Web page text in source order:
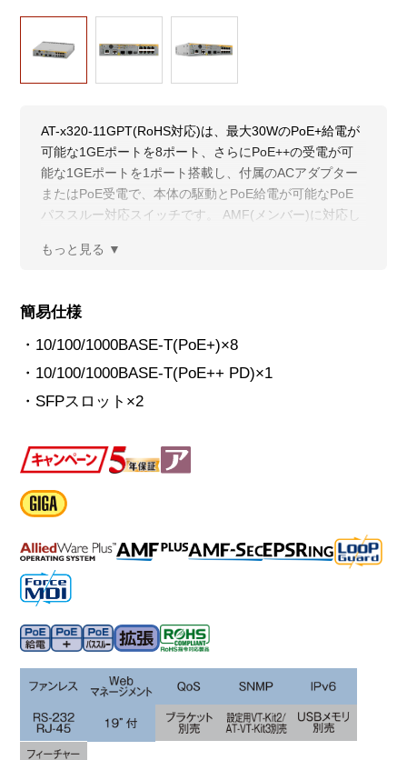
AT-x320-11GPT(RoHS対応)は、最大30WのPoE+給電が
可能な1GEポートを8ポート、さらにPoE++の受電が可
能な1GEポートを1ポート搭載し、付属のACアダプター
またはPoE受電で、本体の駆動とPoE給電が可能なPoE
パススルー対応スイッチです。 AMF(メンバー)に対応し
簡易仕様
・10/100/1000BASE-T(PoE+)×8
・10/100/1000BASE-T(PoE++ PD)×1
・SFPスロット×2